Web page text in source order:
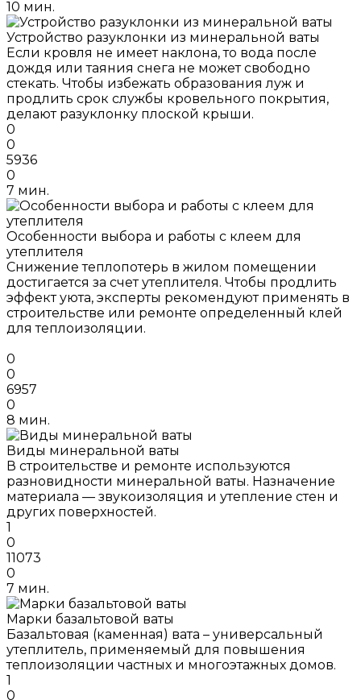
10 мин.
Устройство разуклонки из минеральной ваты
Если кровля не имеет наклона, то вода после
дождя или таяния снега не может свободно
стекать. Чтобы избежать образования луж и
продлить срок службы кровельного покрытия,
делают разуклонку плоской крыши.
0
0
5936
0
7 мин.
Особенности выбора и работы с клеем для
утеплителя
Снижение теплопотерь в жилом помещении
достигается за счет утеплителя. Чтобы продлить
эффект уюта, эксперты рекомендуют применять в
строительстве или ремонте определенный клей
для теплоизоляции.
0
0
6957
0
8 мин.
Виды минеральной ваты
В строительстве и ремонте используются
разновидности минеральной ваты. Назначение
материала — звукоизоляция и утепление стен и
других поверхностей.
1
0
11073
0
7 мин.
Марки базальтовой ваты
Базальтовая (каменная) вата – универсальный
утеплитель, применяемый для повышения
теплоизоляции частных и многоэтажных домов.
1
0